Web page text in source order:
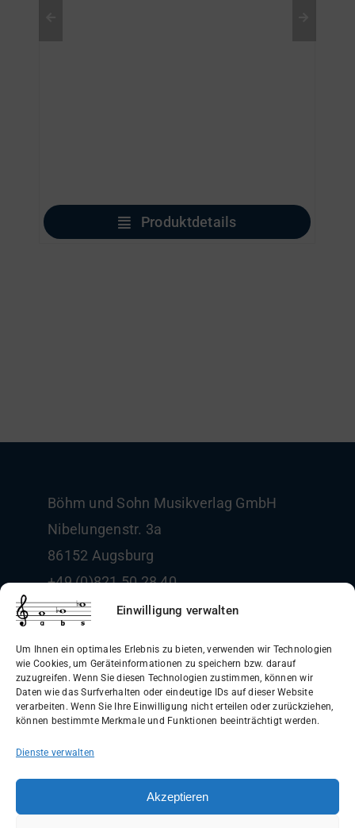
Einwilligung verwalten
Um Ihnen ein optimales Erlebnis zu bieten, verwenden wir Technologien
wie Cookies, um Geräteinformationen zu speichern bzw. darauf
zuzugreifen. Wenn Sie diesen Technologien zustimmen, können wir
Daten wie das Surfverhalten oder eindeutige IDs auf dieser Website
verarbeiten. Wenn Sie Ihre Einwilligung nicht erteilen oder zurückziehen,
können bestimmte Merkmale und Funktionen beeinträchtigt werden.
Dienste verwalten
Akzeptieren
Produktdetails
Böhm und Sohn Musikverlag GmbH
Nibelungenstr. 3a
86152 Augsburg
+49 (0)821 50 28 40
info@boehm-und-sohn.de
Allgemeine Geschäftsbedingungen
Datenschutzerklärung
Widerrufsbelehrung